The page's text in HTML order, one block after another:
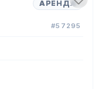
АРЕНДА
#57295